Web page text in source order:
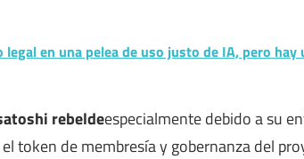
en una pelea de uso justo de IA, pero hay
rebeldeespecialmente debido a su
el token de membresía y gobernanza del